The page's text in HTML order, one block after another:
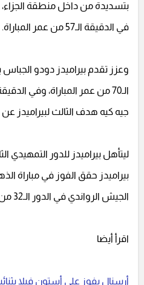
بتسديدة من داخل منطقة
في الدقيقة الـ57 من عمر المباراة.
وعزز تقدم بيراميدز دودو الجباس
جيه كيه هدف الثالث لبيراميدز
بيراميدز حقق الفوز في مباراة
الجيش الرواندي في الدور الـ32 من دوري أبطال إفريقيا
اقرأ أيضا
أرسنال يفوز على أستون فيلا